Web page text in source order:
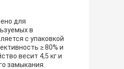
для
в
с упаковкой
≥ 80% и
весит 4,5 кг и
замыкания.